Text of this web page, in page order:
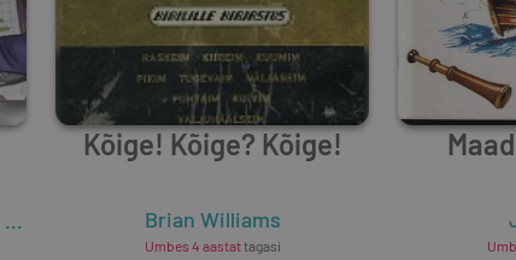
Kõige! Kõige? Kõige!
Brian Williams
Umbes 4 aastattagasi